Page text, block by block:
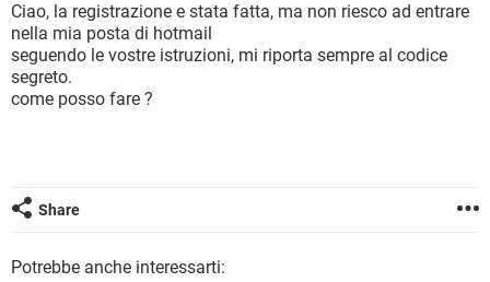
TIKTOK FACEBOOK
HARDWARE
INSTAGRAM
TIKTOK
HARDWARE
INTRATTENIMENTO ANDROID
iOS WINDOWS 10
INSTAGRAM
Ciao, la registrazione e stata fatta, ma non riesco ad entrare
nella mia posta di hotmail
seguendo le vostre istruzioni, mi riporta sempre al codice
segreto.
come posso fare ?
Share
Potrebbe anche interessarti: